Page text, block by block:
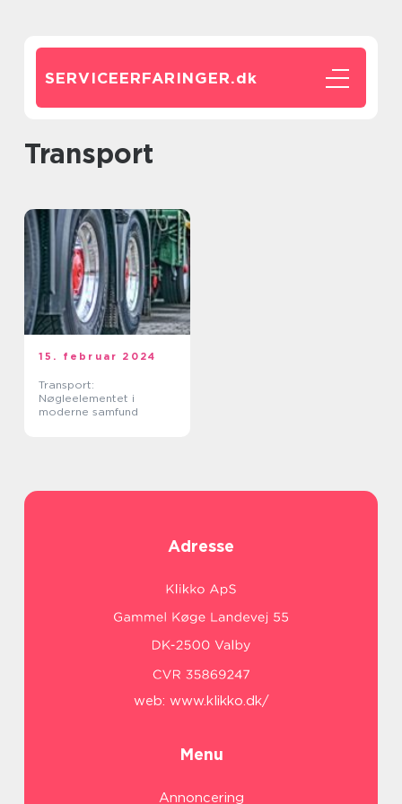
SERVICEERFARINGER.dk
transport
15. februar 2024
Transport:
Nøgleelementet i
moderne samfund
Adresse
web: www.klikko.dk/
Menu
Annoncering